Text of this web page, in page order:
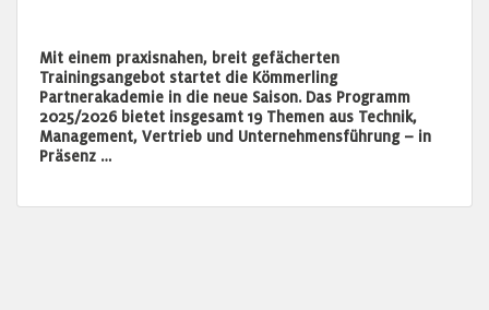
Mit einem praxisnahen, breit gefächerten
Trainingsangebot startet die Kömmerling
Partnerakademie in die neue Saison. Das Programm
2025/2026 bietet insgesamt 19 Themen aus Technik,
Management, Vertrieb und Unternehmensführung – in
Präsenz …